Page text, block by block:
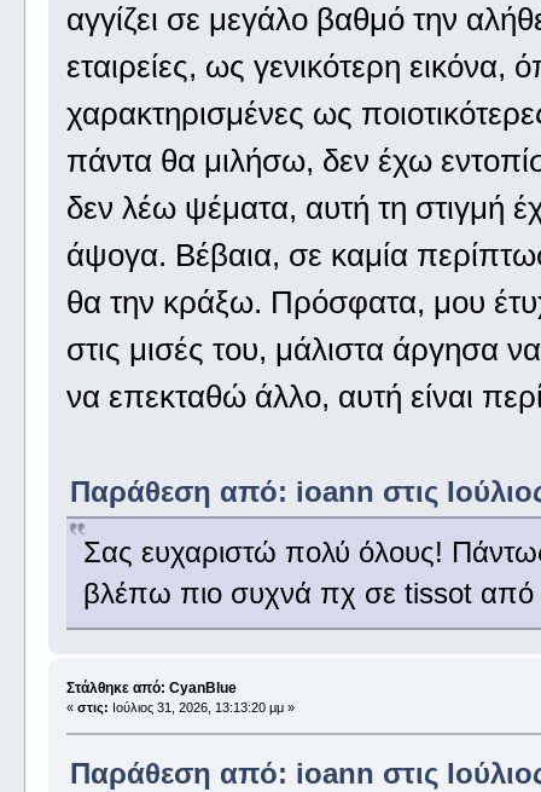
αγγίζει σε μεγάλο βαθμό την
εταιρείες, ως γενικότερη εικόνα,
χαρακτηρισμένες ως
πάντα θα μιλήσω, δεν έχω
δεν λέω ψέματα, αυτή τη στιγμή
άψογα. Βέβαια, σε καμία
θα την κράξω. Πρόσφατα, μου
στις μισές του, μάλιστα άργησα
να επεκταθώ άλλο, αυτή είναι
Παράθεση από: ioann στις
Σας ευχαριστώ πολύ όλους!
βλέπω πιο συχνά πχ σε tissot από
Στάλθηκε από: CyanBlue
« στις: Ιούλιος 31, 2026, 13:13:20 μμ »
Παράθεση από: ioann στις